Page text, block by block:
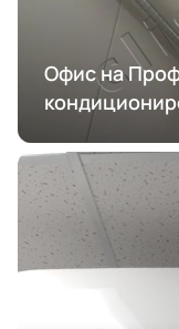
Офис на